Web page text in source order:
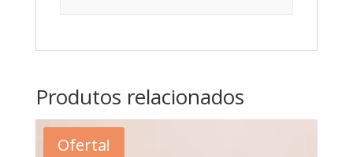
Produtos relacionados
Oferta!